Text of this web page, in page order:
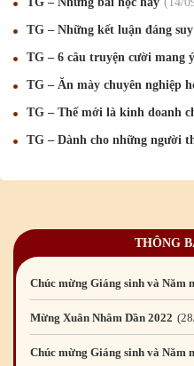
TG – Những kết luận đáng
TG – 6 câu truyện cười mang
TG – Ăn mày chuyên nghiệp
TG – Thế mới là kinh doanh
TG – Dành cho những người
THÔNG
Chúc mừng Giáng sinh và Năm
Mừng Xuân Bính Ngọ 2026 /
Chúc mừng Giáng sinh và Năm
Chúc mừng Giáng sinh và Năm
Mừng Xuân Giáp Thìn 2024 09
Chúc mừng Giáng sinh và Năm
Chúc mừng Giáng sinh và Năm
Mừng Xuân Nhâm Dần 2022 28
Chúc mừng Giáng sinh và Năm
Mừng Xuân Tân Sửu 2021 10/